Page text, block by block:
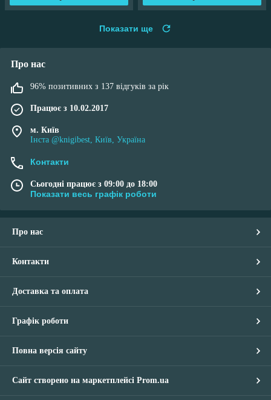
Показати ще
Про нас
96% позитивних з 137 відгуків за рік
Працює з 10.02.2017
м. Київ
Інста @knigibest, Київ, Україна
Контакти
Сьогодні працює з 09:00 до 18:00
Показати весь графік роботи
Про нас
Контакти
Доставка та оплата
Графік роботи
Повна версія сайту
Сайт створено на маркетплейсі Prom.ua